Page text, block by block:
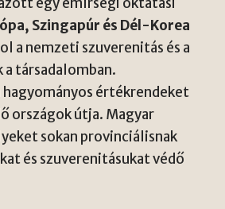
Szingapúr és Dél-Korea
a nemzeti szuverenitás és a
társadalomban.
hagyományos értékrendeket
országok útja. Magyar
sokan provinciálisnak
és szuverenitásukat védő